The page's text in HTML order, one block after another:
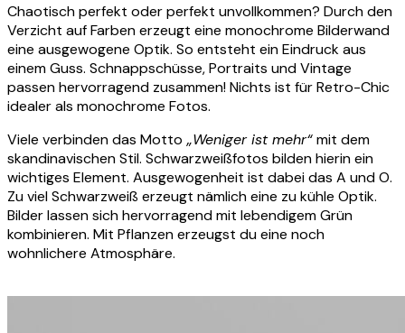
Chaotisch perfekt oder perfekt unvollkommen? Durch den
Verzicht auf Farben erzeugt eine monochrome Bilderwand
eine ausgewogene Optik. So entsteht ein Eindruck aus
einem Guss. Schnappschüsse, Portraits und Vintage
passen hervorragend zusammen! Nichts ist für Retro-Chic
idealer als monochrome Fotos.
Viele verbinden das Motto „Weniger ist mehr“mit dem
skandinavischen Stil. Schwarzweißfotos bilden hierin ein
wichtiges Element. Ausgewogenheit ist dabei das A und O.
Zu viel Schwarzweiß erzeugt nämlich eine zu kühle Optik.
Bilder lassen sich hervorragend mit lebendigem Grün
kombinieren. Mit Pflanzen erzeugst du eine noch
wohnlichere Atmosphäre.